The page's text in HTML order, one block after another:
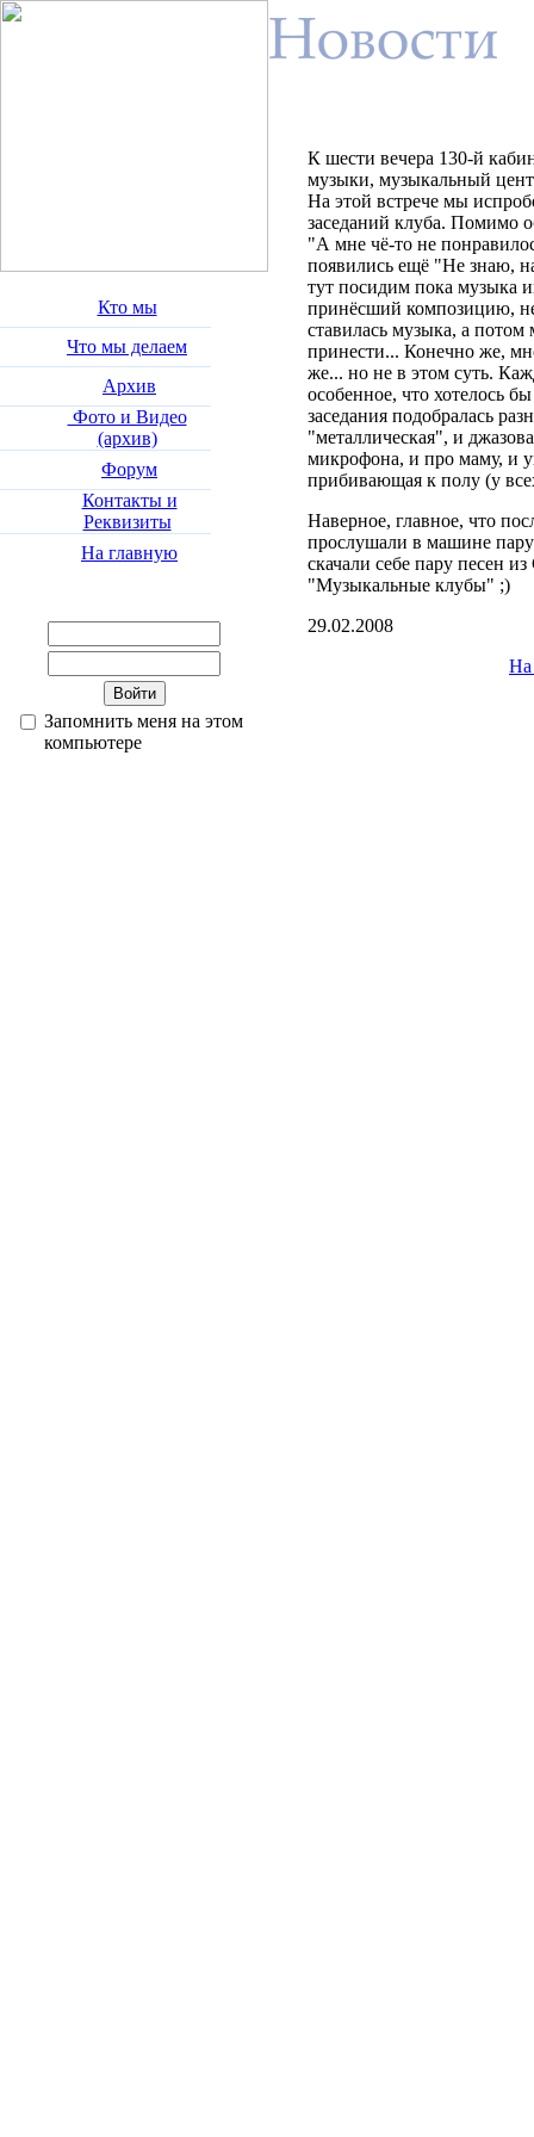
Кто мы
Что мы делаем
Архив
Фото и Видео
(архив)
Форум
Контакты и
Реквизиты
На главную
Запомнить меня на этом
компьютере
К шести вечера 130-й
музыки, музыкальный
На этой встрече мы
заседаний клуба. Помимо
"А мне чё-то не
появились ещё "Не знаю,
тут посидим пока музыка
принёсший композицию,
ставилась музыка, а
принести... Конечно же,
же... но не в этом суть.
особенное, что хотелось
заседания подобралась
"металлическая", и
микрофона, и про маму, и
прибивающая к полу (у
Наверное, главное, что
прослушали в машине
скачали себе пару песен
"Музыкальные клубы" ;)
29.02.2008
На